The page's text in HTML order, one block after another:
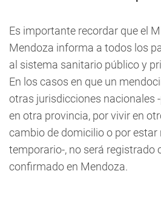
Es importante recordar que el
Mendoza informa a todos los
al sistema sanitario público y
En los casos en que un
otras jurisdicciones nacionales
en otra provincia, por vivir en
cambio de domicilio o por
temporario-, no será registrado
confirmado en Mendoza.